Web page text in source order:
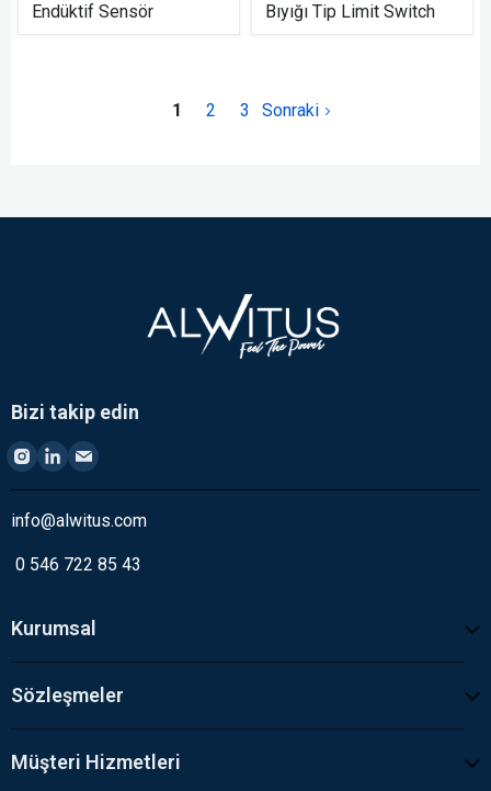
Endüktif Sensör
Bıyığı Tip Limit Switch
1 2 3 Sonraki
Bizi takip edin
info@alwitus.com
0 546 722 85 43
Kurumsal
Sözleşmeler
Müşteri Hizmetleri